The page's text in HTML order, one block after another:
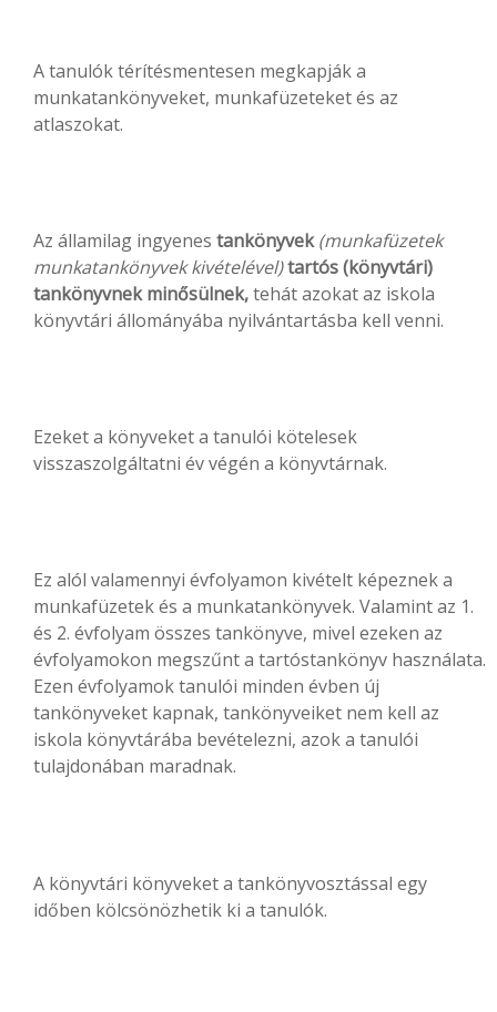
A tanulók térítésmentesen megkapják a
munkatankönyveket, munkafüzeteket és az
atlaszokat.
Az államilag ingyenes tankönyvek(munkafüzetek
munkatankönyvek kivételével)tartós (könyvtári)
tankönyvnek minősülnek,tehát azokat az iskola
könyvtári állományába nyilvántartásba kell venni.
Ezeket a könyveket a tanulói kötelesek
visszaszolgáltatni év végén a könyvtárnak.
Ez alól valamennyi évfolyamon kivételt képeznek a
munkafüzetek és a munkatankönyvek. Valamint az 1.
és 2. évfolyam összes tankönyve, mivel ezeken az
évfolyamokon megszűnt a tartóstankönyv használata.
Ezen évfolyamok tanulói minden évben új
tankönyveket kapnak, tankönyveiket nem kell az
iskola könyvtárába bevételezni, azok a tanulói
tulajdonában maradnak.
A könyvtári könyveket a tankönyvosztással egy
időben kölcsönözhetik ki a tanulók.